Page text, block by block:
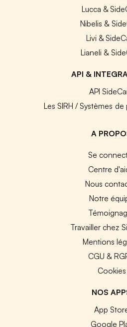
Lucca &
Nibelis &
Livi &
Lianeli &
API &
API
Les SIRH / Systèmes
A
Se
Centre
Nous
Notre
Travailler chez
Mentions
CGU &
Cookies
NOS
App
Google